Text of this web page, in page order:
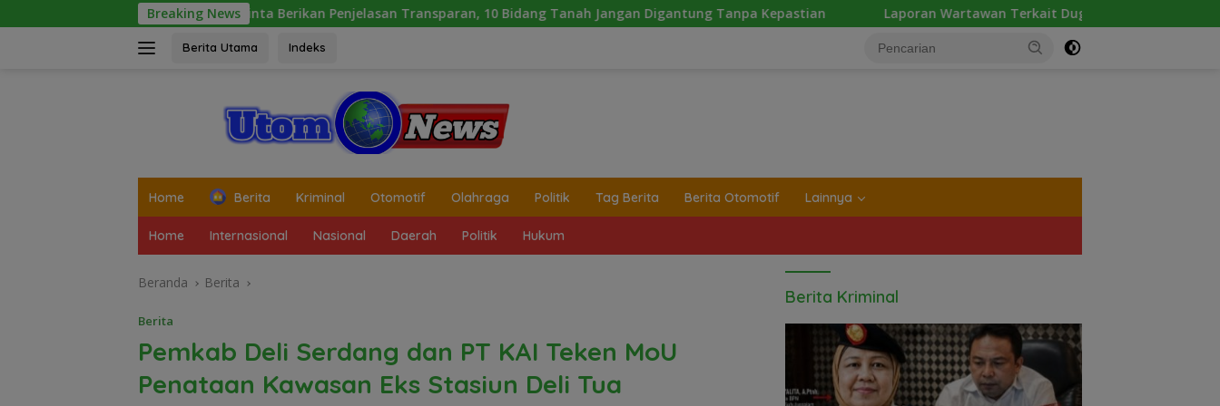
ke
Breaking News
Diminta Berikan Penjelasan Transparan, 10 Bidang Tanah Jangan Digantung Tanpa Kepastian Laporan Wartawan Terkait Dugaan Pengancaman dan Pelarangan Liputan
Berita Utama Indeks
Home Berita Kriminal Otomotif Olahraga Politik Tag Berita Berita Otomotif Lainnya
Home Internasional Nasional Daerah Politik Hukum
Beranda Berita
Berita
Pemkab Deli Serdang dan PT KAI Teken MoU
Penataan Kawasan Eks Stasiun Deli Tua
Berita Kriminal